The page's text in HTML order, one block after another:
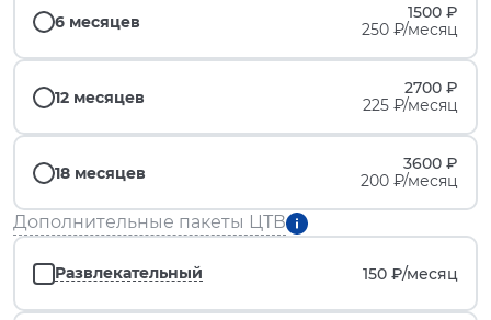
6 месяцев
1500 ₽
250 ₽/месяц
12 месяцев
2700 ₽
225 ₽/месяц
18 месяцев
3600 ₽
200 ₽/месяц
Дополнительные пакеты ЦТВ
Развлекательный 150 ₽/месяц